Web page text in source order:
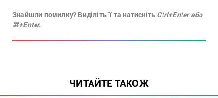
Знайшли помилку? Виділіть її та натисніть Ctrl+Enter або
⌘+Enter.
ЧИТАЙТЕ ТАКОЖ